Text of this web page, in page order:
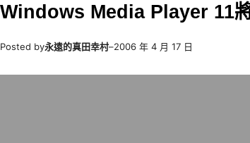
Windows Media Player 11
Posted by永遠的真田幸村–2006 年 4 月 17 日